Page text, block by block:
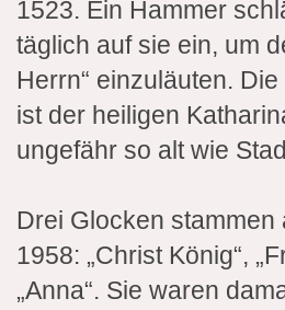
1523. Ein Hammer
täglich auf sie ein, um
Herrn“ einzuläuten.
ist der heiligen
ungefähr so alt wie
Drei Glocken stammen
1958: „Christ König“,
„Anna“. Sie waren